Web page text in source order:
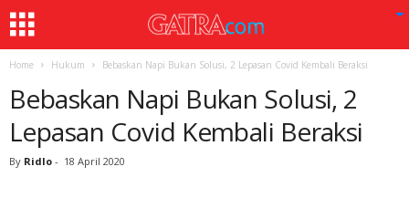
Home Hukum Bebaskan Napi Bukan Solusi, 2 Lepasan Covid Kembali Beraksi
Bebaskan Napi Bukan Solusi, 2
Lepasan Covid Kembali Beraksi
By Ridlo - 18 April 2020